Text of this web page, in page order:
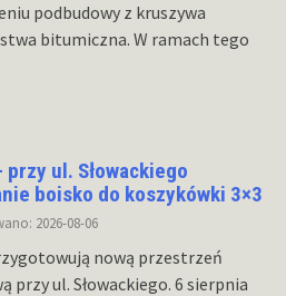
podbudowy z kruszywa
bitumiczna. W ramach tego
przy ul. Słowackiego
boisko do koszykówki 3×3
2026-08-06
nową przestrzeń
przy ul. Słowackiego. 6 sierpnia